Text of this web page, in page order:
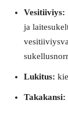
Vesitiiviys:
ja
Lukitus:
Takakansi: